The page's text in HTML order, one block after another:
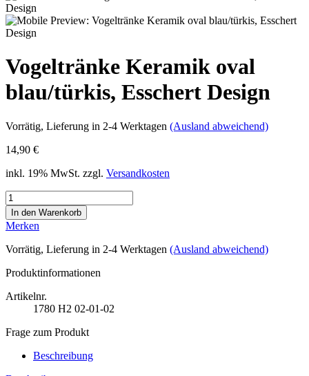
Vogeltränke Keramik oval
blau/türkis, Esschert Design
Vorrätig, Lieferung in 2-4 Werktagen (Ausland abweichend)
14,90 €
inkl. 19% MwSt. zzgl. Versandkosten
Merken
Vorrätig, Lieferung in 2-4 Werktagen (Ausland abweichend)
Produktinformationen
Artikelnr.
1780 H2 02-01-02
Frage zum Produkt
Beschreibung